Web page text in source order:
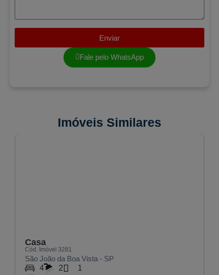
Enviar
Fale pelo WhatsApp
Imóveis Similares
Casa
Cód. Imóvel 3281
São João da Boa Vista - SP
4
2
1